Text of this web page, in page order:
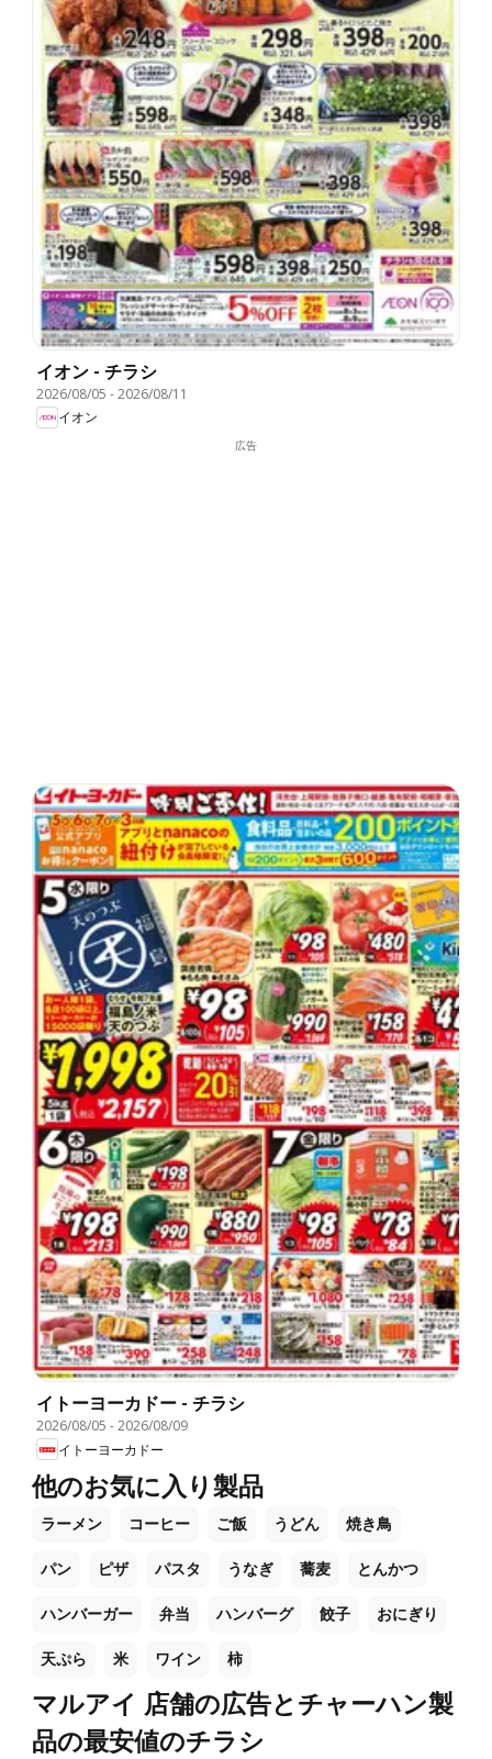
イオン - チラシ
2026/08/05 -2026/08/11
イオン
広告
イトーヨーカドー - チラシ
2026/08/05 -2026/08/09
イトーヨーカドー
他のお気に入り製品
ラーメン コーヒー ご飯 うどん 焼き鳥
パン ピザ パスタ うなぎ 蕎麦 とんかつ
ハンバーガー 弁当 ハンバーグ 餃子 おにぎり
天ぷら 米 ワイン 柿
マルアイ 店舗の広告とチャーハン製
品の最安値のチラシ